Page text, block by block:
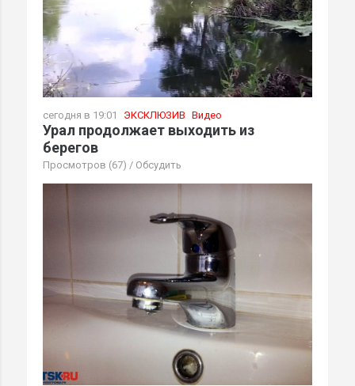
сегодня в 19:01 ЭКСКЛЮЗИВ Видео
Урал продолжает выходить из
берегов
Просмотров (67) / Обсудить